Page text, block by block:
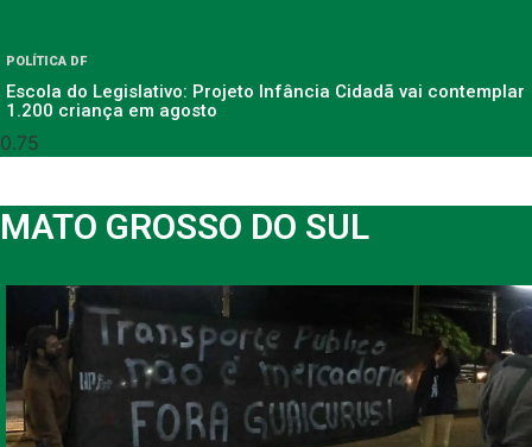
POLÍTICA DF
Escola do Legislativo: Projeto Infância Cidadã vai contemplar
1.200 criança em agosto
MATO GROSSO DO SUL